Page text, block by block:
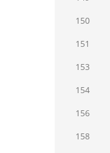
150
151
153
154
156
158